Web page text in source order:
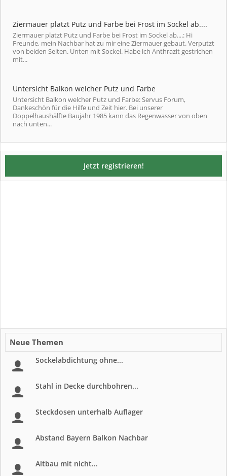
Ziermauer platzt Putz und Farbe bei Frost im Sockel ab....
Ziermauer platzt Putz und Farbe bei Frost im Sockel ab....: Hi
Freunde, mein Nachbar hat zu mir eine Ziermauer gebaut. Verputzt
von beiden Seiten. Unten mit Sockel. Habe ich Anthrazit gestrichen
mit...
Untersicht Balkon welcher Putz und Farbe
Untersicht Balkon welcher Putz und Farbe: Servus Forum,
Dankeschön für die Hilfe und Zeit hier. Bei unserer
Doppelhaushälfte Baujahr 1985 kann das Regenwasser von oben
nach unten...
Jetzt registrieren!
Neue Themen
Sockelabdichtung ohne...
Stahl in Decke durchbohren...
Steckdosen unterhalb Auflager
Abstand Bayern Balkon Nachbar
Altbau mit nicht...